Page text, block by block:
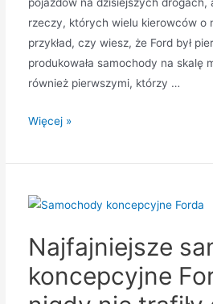
rzeczy, których wielu kierowców o
przykład, czy wiesz, że Ford był
produkowała samochody na skalę
również pierwszymi, którzy …
10
których
wiedziałeś
samochodach
Ford
Więcej »
Najfajniejsze
koncepcyjne